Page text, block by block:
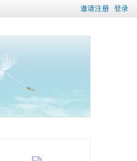
邀请注册 登录